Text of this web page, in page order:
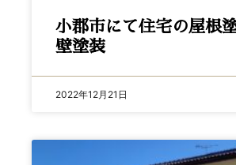
小郡市にて住宅の屋根
壁塗装
2022年12月21日